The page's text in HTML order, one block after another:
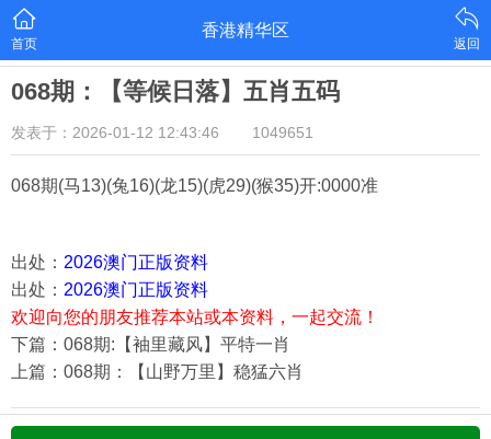
首页
香港精华区
返回
068期：【等候日落】五肖五码
发表于：2026-01-12 12:43:46 1049651
068期(马13)(兔16)(龙15)(虎29)(猴35)开:0000准
出处： 2026澳门正版资料
出处： 2026澳门正版资料
欢迎向您的朋友推荐本站或本资料，一起交流！
下篇：068期:【袖里藏风】平特一肖
上篇：068期：【山野万里】稳猛六肖